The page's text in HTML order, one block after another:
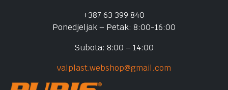
+387 63 399 840
Ponedjeljak – Petak: 8:00-16:00
Subota: 8:00 – 14:00
valplast.webshop@gmail.com